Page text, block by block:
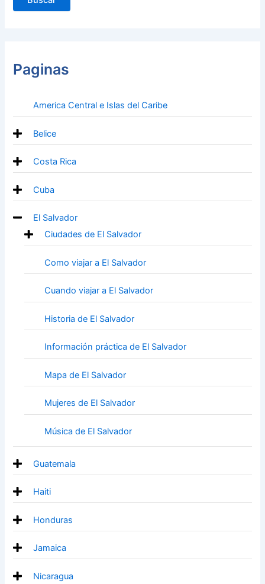
Paginas
America Central e Islas del Caribe
Belice
Costa Rica
Cuba
El Salvador
Ciudades de El Salvador
Como viajar a El Salvador
Cuando viajar a El Salvador
Historia de El Salvador
Información práctica de El Salvador
Mapa de El Salvador
Mujeres de El Salvador
Música de El Salvador
Guatemala
Haiti
Honduras
Jamaica
Nicaragua